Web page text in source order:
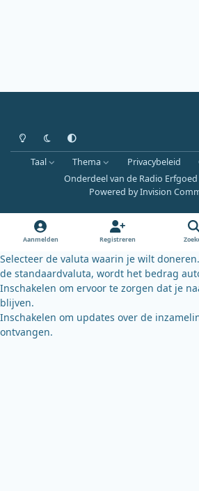
Heldere modus
Donkere modus
Systeemvoorkeur
Taal Thema Privacybeleid
Onderdeel van de Radio
Powered byInvision
Aanmelden Registreren
Selecteer de valuta waarin je wilt
de standaardvaluta, wordt het bedrag
Inschakelen om ervoor te zorgen dat je
blijven.
Inschakelen om updates over de
ontvangen.